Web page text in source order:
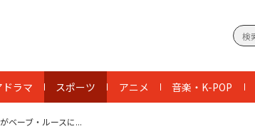
ラマ スポーツ アニメ 音楽・K-POP
ベーブ・ルースに...